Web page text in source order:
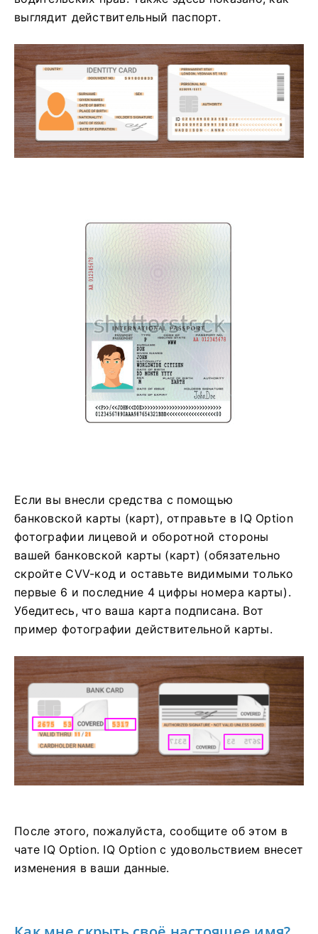
выглядит действительный паспорт.
Если вы внесли средства с помощью
банковской карты (карт), отправьте в IQ Option
фотографии лицевой и оборотной стороны
вашей банковской карты (карт) (обязательно
скройте CVV-код и оставьте видимыми только
первые 6 и последние 4 цифры номера карты).
Убедитесь, что ваша карта подписана. Вот
пример фотографии действительной карты.
После этого, пожалуйста, сообщите об этом в
чате IQ Option. IQ Option с удовольствием внесет
изменения в ваши данные.